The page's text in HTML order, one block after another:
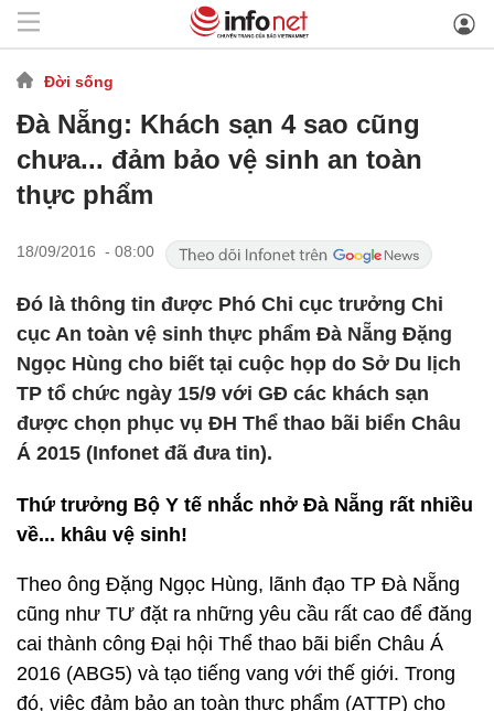
Đời sống
Đà Nẵng: Khách sạn 4 sao cũng
chưa... đảm bảo vệ sinh an toàn
thực phẩm
18/09/2016 - 08:00
Đó là thông tin được Phó Chi cục trưởng Chi
cục An toàn vệ sinh thực phẩm Đà Nẵng Đặng
Ngọc Hùng cho biết tại cuộc họp do Sở Du lịch
TP tổ chức ngày 15/9 với GĐ các khách sạn
được chọn phục vụ ĐH Thể thao bãi biển Châu
Á 2015 (Infonet đã đưa tin).
Thứ trưởng Bộ Y tế nhắc nhở Đà Nẵng rất nhiều
về... khâu vệ sinh!
Theo ông Đặng Ngọc Hùng, lãnh đạo TP Đà Nẵng
cũng như TƯ đặt ra những yêu cầu rất cao để đăng
cai thành công Đại hội Thể thao bãi biển Châu Á
2016 (ABG5) và tạo tiếng vang với thế giới. Trong
đó, việc đảm bảo an toàn thực phẩm (ATTP) cho